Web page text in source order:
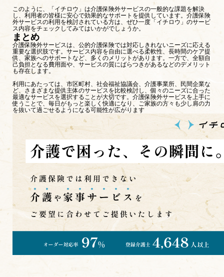
このように、「イチロウ」は介護保険外サービスの一般的な課題を解決
し、利用者の皆様に安心で効果的なサポートを提供しています。介護保険
外サービスの利用を検討されている方は、ぜひ一度「イチロウ」のサービ
ス内容をチェックしてみてはいかがでしょうか。
まとめ
介護保険外サービスは、公的介護保険では対応しきれないニーズに応える
重要な選択肢です。サービス内容を自由に選べる柔軟性、長時間のケア提
供、家族へのサポートなど、多くのメリットがあります。一方で、全額自
己負担となる費用面や、サービスの質にばらつきがあるなどのデメリット
も存在します。
利用にあたっては、市区町村、社会福祉協議会、介護事業所、民間企業な
ど、さまざまな提供主体のサービスを比較検討し、個々のニーズに合った
最適なサービスを選択することが大切です。介護保険外サービスを上手に
使うことで、毎日がもっと楽しく快適になり、ご家族の方々も少し肩の力
を抜いて過ごせるようになる可能性が広がります